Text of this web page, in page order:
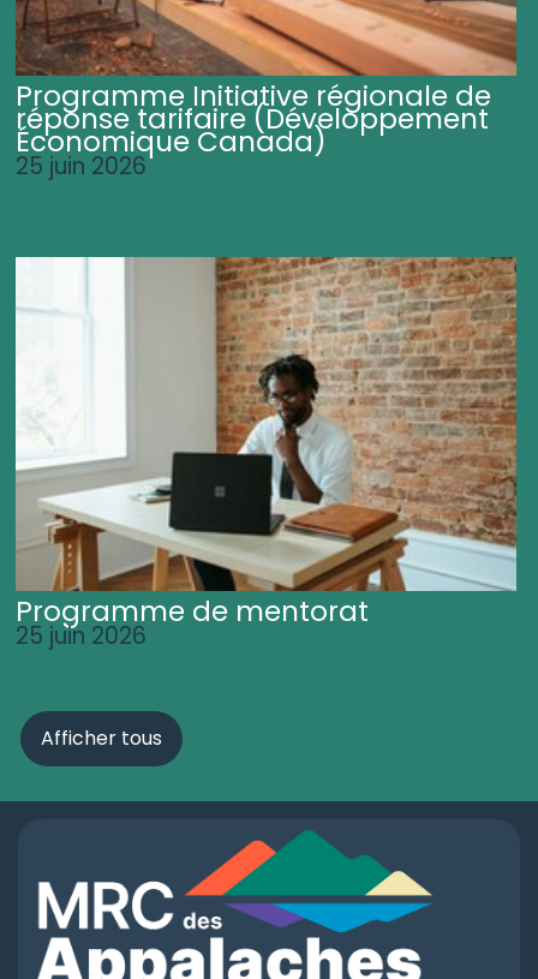
Programme Initiative régionale de
réponse tarifaire (Développement
Économique Canada)
25 juin 2026
Programme de mentorat
25 juin 2026
Afficher tous